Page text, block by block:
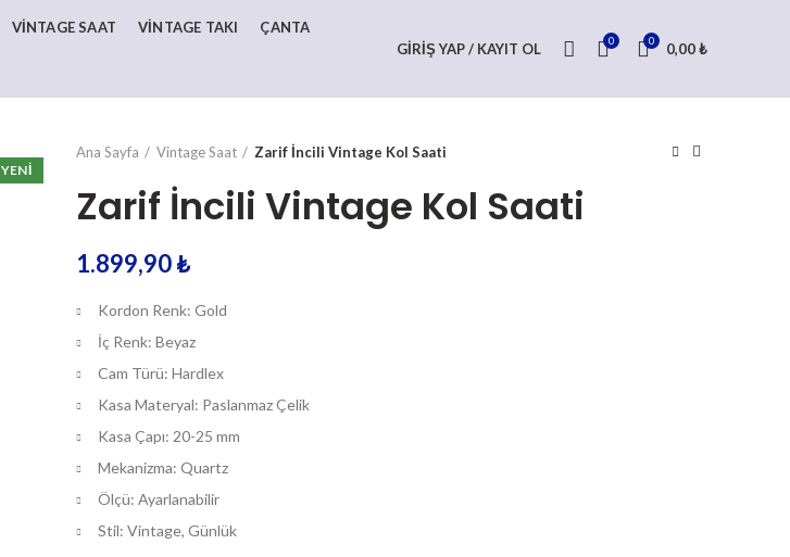
VINTAGE SAAT VINTAGE TAKI ÇANTA
GIRIŞ YAP / KAYIT OL 0 0 0,00₺
YENI
Ana Sayfa
Vintage Saat Zarif İncili Vintage Kol Saati
Zarif İncili Vintage Kol Saati
1.899,90₺
Kordon Renk: Gold
İç Renk: Beyaz
Cam Türü: Hardlex
Kasa Materyal: Paslanmaz Çelik
Kasa Çapı: 20-25 mm
Mekanizma: Quartz
Ölçü: Ayarlanabilir
Stil: Vintage, Günlük